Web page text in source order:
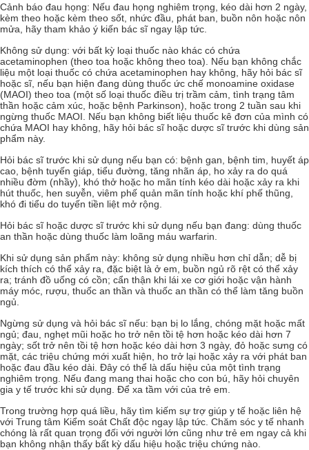
Cảnh báo đau họng: Nếu đau họng nghiêm trọng, kéo dài hơn 2 ngày,
kèm theo hoặc kèm theo sốt, nhức đầu, phát ban, buồn nôn hoặc nôn
mửa, hãy tham khảo ý kiến bác sĩ ngay lập tức.
Không sử dụng: với bất kỳ loại thuốc nào khác có chứa
acetaminophen (theo toa hoặc không theo toa). Nếu bạn không chắc
liệu một loại thuốc có chứa acetaminophen hay không, hãy hỏi bác sĩ
hoặc sĩ, nếu bạn hiện đang dùng thuốc ức chế monoamine oxidase
(MAOI) theo toa (một số loại thuốc điều trị trầm cảm, tình trạng tâm
thần hoặc cảm xúc, hoặc bệnh Parkinson), hoặc trong 2 tuần sau khi
ngừng thuốc MAOI. Nếu bạn không biết liệu thuốc kê đơn của mình có
chứa MAOI hay không, hãy hỏi bác sĩ hoặc dược sĩ trước khi dùng sản
phẩm này.
Hỏi bác sĩ trước khi sử dụng nếu bạn có: bệnh gan, bệnh tim, huyết áp
cao, bệnh tuyến giáp, tiểu đường, tăng nhãn áp, ho xảy ra do quá
nhiều đờm (nhầy), khó thở hoặc ho mãn tính kéo dài hoặc xảy ra khi
hút thuốc, hen suyễn, viêm phế quản mãn tính hoặc khí phế thũng,
khó đi tiểu do tuyến tiền liệt mở rộng.
Hỏi bác sĩ hoặc dược sĩ trước khi sử dụng nếu bạn đang: dùng thuốc
an thần hoặc dùng thuốc làm loãng máu warfarin.
Khi sử dụng sản phẩm này: không sử dụng nhiều hơn chỉ dẫn; dễ bị
kích thích có thể xảy ra, đặc biệt là ở em, buồn ngủ rõ rệt có thể xảy
ra; tránh đồ uống có cồn; cẩn thận khi lái xe cơ giới hoặc vận hành
máy móc, rượu, thuốc an thần và thuốc an thần có thể làm tăng buồn
ngủ.
Ngừng sử dụng và hỏi bác sĩ nếu: bạn bị lo lắng, chóng mặt hoặc mất
ngủ; đau, nghẹt mũi hoặc ho trở nên tồi tệ hơn hoặc kéo dài hơn 7
ngày; sốt trở nên tồi tệ hơn hoặc kéo dài hơn 3 ngày, đỏ hoặc sưng có
mặt, các triệu chứng mới xuất hiện, ho trở lại hoặc xảy ra với phát ban
hoặc đau đầu kéo dài. Đây có thể là dấu hiệu của một tình trạng
nghiêm trọng. Nếu đang mang thai hoặc cho con bú, hãy hỏi chuyên
gia y tế trước khi sử dụng. Để xa tầm với của trẻ em.
Trong trường hợp quá liều, hãy tìm kiếm sự trợ giúp y tế hoặc liên hệ
với Trung tâm Kiểm soát Chất độc ngay lập tức. Chăm sóc y tế nhanh
chóng là rất quan trọng đối với người lớn cũng như trẻ em ngay cả khi
bạn không nhận thấy bất kỳ dấu hiệu hoặc triệu chứng nào.